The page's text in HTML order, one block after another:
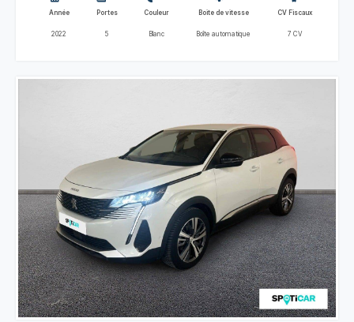
Année
2022
Portes
5
Couleur
Blanc
Boite de vitesse
Boîte automatique
CV Fiscaux
7 CV